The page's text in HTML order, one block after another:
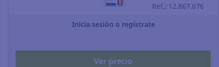
Ref.: 12.867.676
Inicia sesión o regístrate
Ver precio